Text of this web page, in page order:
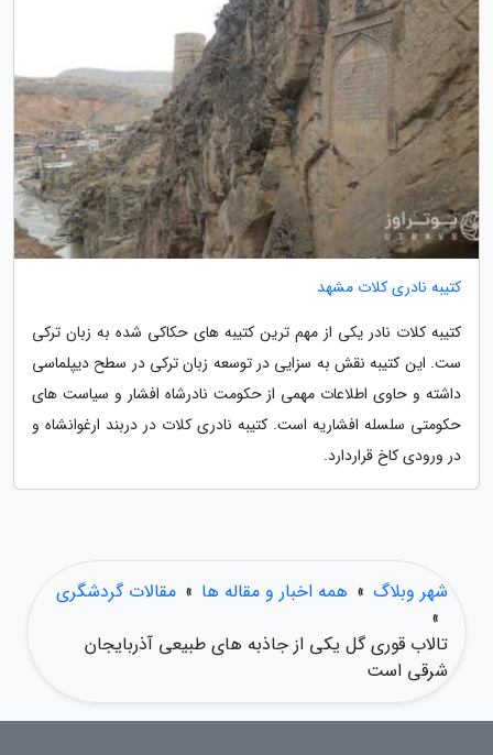
کتیبه نادری کلات مشهد
کتیبه کلات نادر یکی از مهم ترین کتیبه های حکاکی شده به زبان ترکی
ست. این کتیبه نقش به سزایی در توسعه زبان ترکی در سطح دیپلماسی
داشته و حاوی اطلاعات مهمی از حکومت نادرشاه افشار و سیاست های
حکومتی سلسله افشاریه است. کتیبه نادری کلات در دربند ارغوانشاه و
در ورودی کاخ قراردارد.
شهر وبلاگ » همه اخبار و مقاله ها » مقالات گردشگری
»
تالاب قوری گل یکی از جاذبه های طبیعی آذربایجان
شرقی است